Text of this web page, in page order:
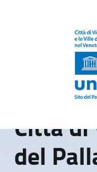
Città di
del